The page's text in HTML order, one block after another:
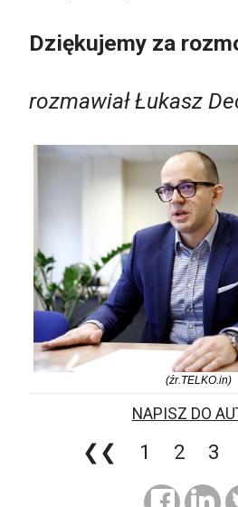
Dziękujemy za
rozmawiał Łukasz
(źr.TELKO.in)
NAPISZ DO
❮❮ 1 2 3